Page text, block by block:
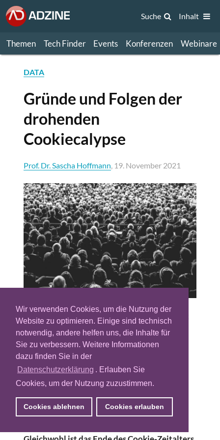
Wir verwenden Cookies, um die Nutzung der
Website zu optimieren. Einige sind technisch
notwendig, andere helfen uns, die Inhalte für
Sie zu verbessern. Weitere Informationen
dazu finden Sie in der
Datenschutzerklärung . Erlauben Sie
Cookies, um der Nutzung zuzustimmen.
Cookies ablehnen Cookies erlauben
Themen Tech Finder Events Konferenzen Webinare
Suche Inhalt
DATA
Gründe und Folgen der
drohenden
Cookiecalypse
Prof. Dr. Sascha Hoffmann, 19. November 2021
Bislang können Werbetreibende im Internet
auf ein sehr spezifisches Targeting zur
Aussteuerung ihrer digitalen
Werbekampagnen zurückgreifen, das auf
einem detaillierten Tracking, also der
Tracking werden bislang vor allem Third-
Party-Cookies eingesetzt, mit deren Hilfe
zumeist das websiteübergreifende